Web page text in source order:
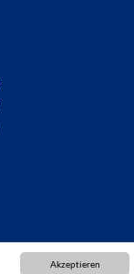
Akzeptieren